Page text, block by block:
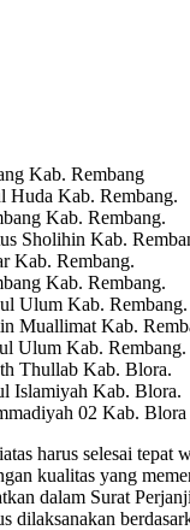
Kab. Rembang
Huda Kab. Rembang.
Kab. Rembang.
Sholihin Kab.
Kab. Rembang.
Kab. Rembang.
Ulum Kab. Rembang.
Muallimat Kab.
Ulum Kab. Rembang.
Thullab Kab. Blora.
Islamiyah Kab. Blora.
02 Kab. Blora
harus selesai tepat
kualitas yang
dalam Surat
dilaksanakan